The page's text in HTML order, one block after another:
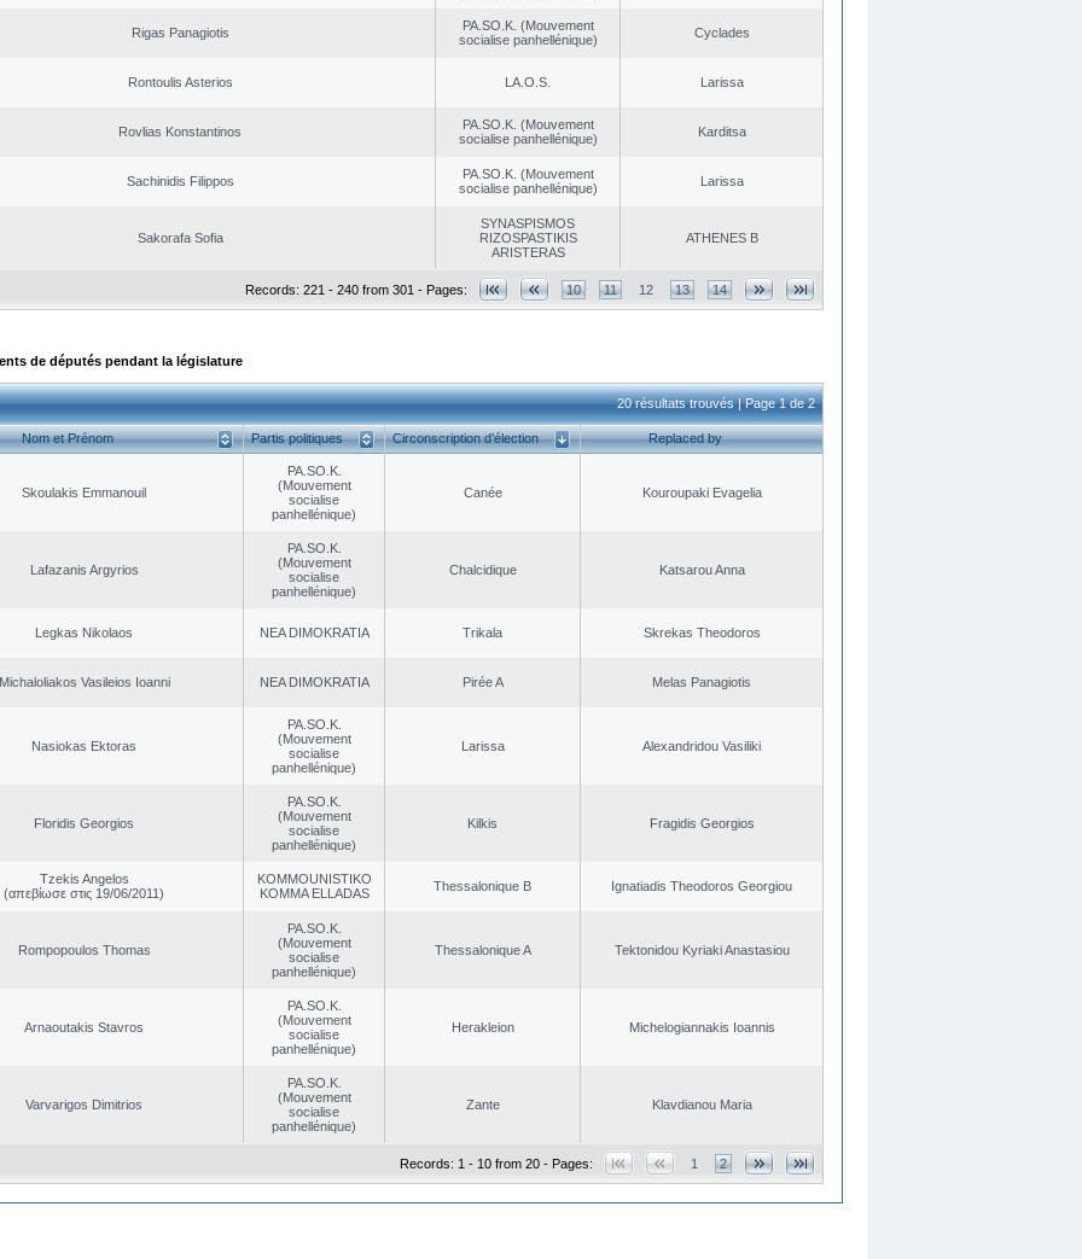
Rigas Panagiotis
PA.SO.K. (Mouvement
socialise panhellénique)
Cyclades
Rontoulis Asterios LA.O.S. Larissa
Rovlias Konstantinos
PA.SO.K. (Mouvement
socialise panhellénique)
Karditsa
Sachinidis Filippos
PA.SO.K. (Mouvement
socialise panhellénique)
Larissa
Sakorafa Sofia
SYNASPISMOS
RIZOSPASTIKIS
ARISTERAS
ATHENES Β
Records: 221 - 240 from 301 - Pages: 10 11 12 13 14
de députés pendant la législature
20 résultats trouvés | Page 1 de 2
Nom et Prénom Partis politiques Circonscription d’élection Replaced by
Skoulakis Emmanouil
PA.SO.K.
(Mouvement
socialise
panhellénique)
Canée Kouroupaki Evagelia
Lafazanis Argyrios
PA.SO.K.
(Mouvement
socialise
panhellénique)
Chalcidique Katsarou Anna
Legkas Nikolaos NEA DΙMOKRATIA Trikala Skrekas Theodoros
Michaloliakos Vasileios Ioanni NEA DΙMOKRATIA Pirée A Melas Panagiotis
Nasiokas Ektoras
PA.SO.K.
(Mouvement
socialise
panhellénique)
Larissa Alexandridou Vasiliki
Floridis Georgios
PA.SO.K.
(Mouvement
socialise
panhellénique)
Kilkis Fragidis Georgios
Tzekis Angelos
(απεβίωσε στις 19/06/2011)
KOMMOUNISTIKO
KOMMA ELLADAS
Thessalonique B Ignatiadis Theodoros Georgiou
Rompopoulos Thomas
PA.SO.K.
(Mouvement
socialise
panhellénique)
Thessalonique A Tektonidou Kyriaki Anastasiou
Arnaoutakis Stavros
PA.SO.K.
(Mouvement
socialise
panhellénique)
Herakleion Michelogiannakis Ioannis
Varvarigos Dimitrios
PA.SO.K.
(Mouvement
socialise
panhellénique)
Zante Klavdianou Maria
Records: 1 - 10 from 20 - Pages: 1 2